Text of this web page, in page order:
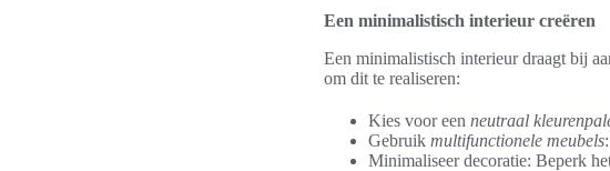
Een minimalistisch interieur creëren
Een minimalistisch interieur draagt bij
om dit te realiseren:
Kies voor een neutraal
Gebruik multifunctionele meubels
Minimaliseer decoratie: Beperk